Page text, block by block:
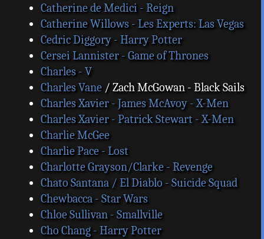
Catherine de Medici - Reign
Catherine Willows - Les Experts: Las Vegas
Cedric Diggory - Harry Potter
Cersei Lannister - Game of Thrones
Charles - V
Charles Vane/ Zach McGowan - Black Sails
Charles Xavier - James McAvoy - X-Men
Charles Xavier - Patrick Stewart - X-Men
Charlie McGee
Charlie Pace - Lost
Charlotte Grayson/Clarke - Revenge
Chato Santana / El Diablo - Suicide Squad
Chewbacca - Star Wars
Chloe Sullivan - Smallville
Cho Chang - Harry Potter